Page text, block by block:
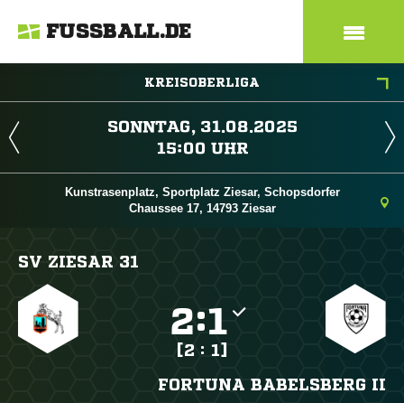
FUSSBALL.DE
KREISOBERLIGA
 
 
Kunstrasenplatz, Sportplatz Ziesar, Schopsdorfer
Chaussee 17, 14793 Ziesar
SV ZIESAR 31
:
[2 : 1]
FORTUNA BABELSBERG II